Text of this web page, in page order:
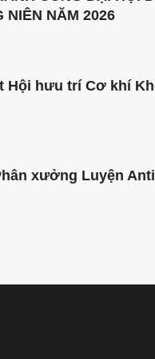
NIÊN NĂM 2026
Hội hưu trí Cơ khí
xưởng Luyện